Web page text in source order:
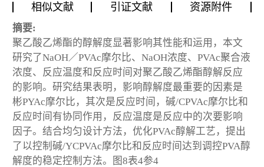
相似文献
引证文献 资源附件
摘要:
聚乙酸乙烯酯的醇解度显著影响其性能和运用，本文
研究了NaOH／PVAc摩尔比、NaOH浓度、PVAc聚合液
浓度、反应温度和反应时间对聚乙酸乙烯酯醇解反应
的影响。研究结果表明，影响醇解度最重要的因素是
彬PYAc摩尔比，其次是反应时间，碱/CPVAc摩尔比和
反应时间有协同作用，反应温度是反应中的次要影响
因子。结合均匀设计方法，优化PVAc醇解工艺，提出
了以控制碱/YCPVAc摩尔比和反应时间达到调控PVA醇
解度的稳定控制方法。图8表4参4